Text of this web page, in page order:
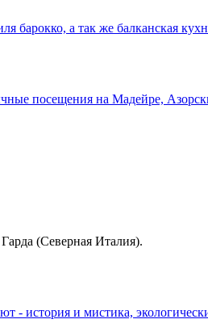
барокко, а так же балканская
посещения на Мадейре,
(Северная Италия).
- история и мистика,